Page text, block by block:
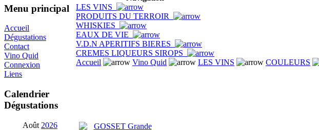
Menu principal
Accueil
Dégustations
Contact
Vino Quid
Connexion
Liens
Calendrier
Dégustations
Août 2026
LES VINS
PRODUITS DU TERROIR
WHISKIES
EAUX DE VIE
V.D.N APERITIFS BIERES
CREMES LIQUEURS SIROPS
Accueil
Vino Quid LES VINS COULEURS